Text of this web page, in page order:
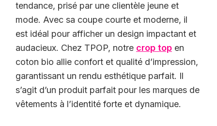
tendance, prisé par une clientèle jeune et
mode. Avec sa coupe courte et moderne, il
est idéal pour afficher un design impactant et
audacieux. Chez TPOP, notre crop top en
coton bio allie confort et qualité d’impression,
garantissant un rendu esthétique parfait. Il
s’agit d’un produit parfait pour les marques de
vêtements à l’identité forte et dynamique.